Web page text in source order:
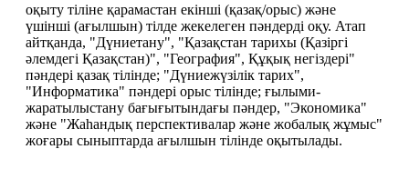
оқыту тіліне қарамастан екінші (қазақ/орыс) және
үшінші (ағылшын) тілде жекелеген пәндерді оқу. Атап
айтқанда, "Дүниетану", "Қазақстан тарихы (Қазіргі
әлемдегі Қазақстан)", "География", Құқық негіздері"
пәндері қазақ тілінде; "Дүниежүзілік тарих",
"Информатика" пәндері орыс тілінде; ғылыми-
жаратылыстану бағығытындағы пәндер, "Экономика"
және "Жаһандық перспективалар және жобалық жұмыс"
жоғары сыныптарда ағылшын тілінде оқытылады.